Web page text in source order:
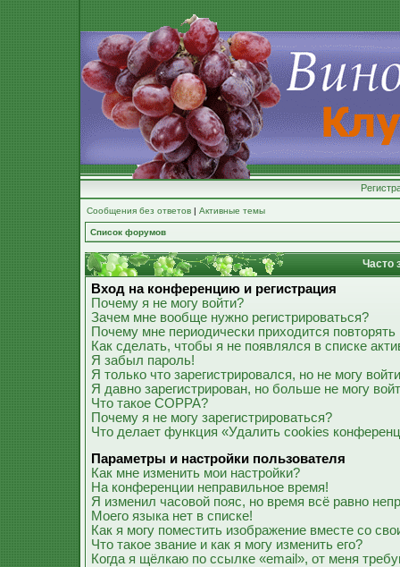
Сообщения без ответов | Активные темы
Список форумов
Часто
Вход на конференцию и регистрация
Почему я не могу войти?
Зачем мне вообще нужно регистрироваться?
Почему мне периодически приходится
Как сделать, чтобы я не появлялся в списке
Я забыл пароль!
Я только что зарегистрировался, но не могу
Я давно зарегистрирован, но больше не могу
Что такое COPPA?
Почему я не могу зарегистрироваться?
Что делает функция «Удалить cookies
Параметры и настройки пользователя
Как мне изменить мои настройки?
На конференции неправильное время!
Я изменил часовой пояс, но время всё равно
Моего языка нет в списке!
Как я могу поместить изображение вместе со
Что такое звание и как я могу изменить его?
Когда я щёлкаю по ссылке «email», от меня